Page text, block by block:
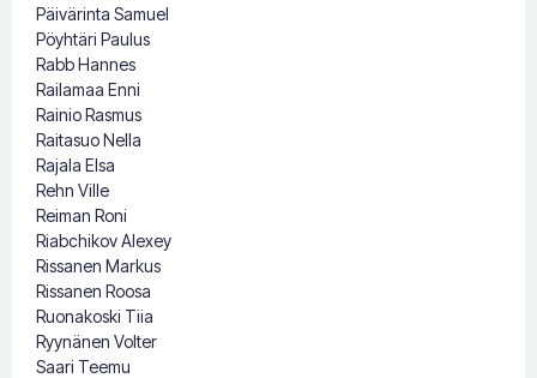
Päivärinta Samuel
Pöyhtäri Paulus
Rabb Hannes
Railamaa Enni
Rainio Rasmus
Raitasuo Nella
Rajala Elsa
Rehn Ville
Reiman Roni
Riabchikov Alexey
Rissanen Markus
Rissanen Roosa
Ruonakoski Tiia
Ryynänen Volter
Saari Teemu